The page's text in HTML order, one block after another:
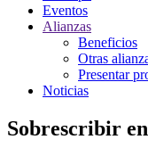
Eventos
Alianzas
Beneficios
Otras
Presentar
Noticias
Sobrescribir